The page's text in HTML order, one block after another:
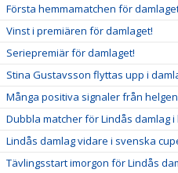
Första hemmamatchen för
Vinst i premiären för damlaget!
Seriepremiär för damlaget!
Stina Gustavsson flyttas upp i
Många positiva signaler från
Dubbla matcher för Lindås damlag i
Lindås damlag vidare i svenska
Tävlingsstart imorgon för Lindås